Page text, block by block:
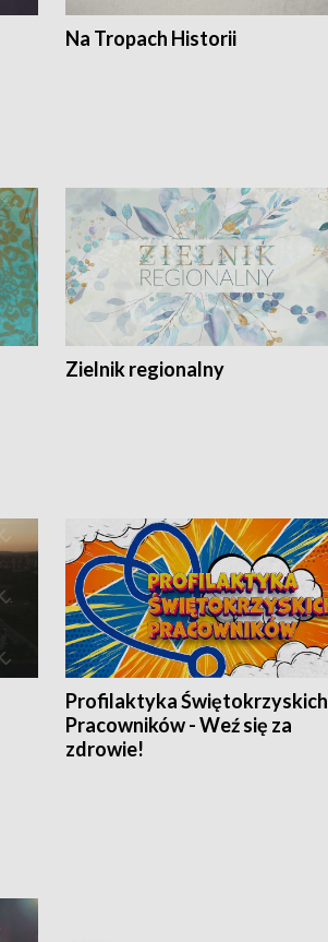
Na Tropach Historii
Zielnik regionalny
Profilaktyka Świętokrzyskich
Pracowników - Weź się za
zdrowie!